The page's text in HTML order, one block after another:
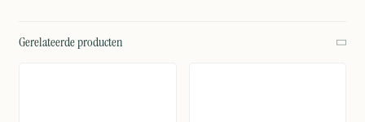
Gerelateerde producten